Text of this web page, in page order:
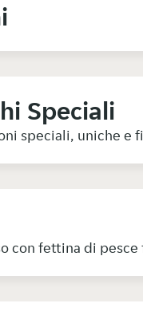
Speciali
speciali, uniche e
con fettina di